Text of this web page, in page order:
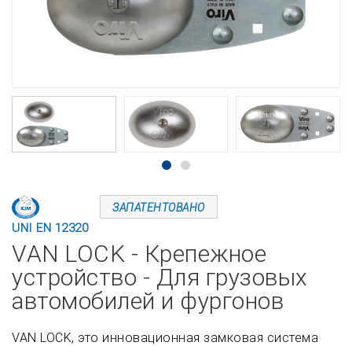
UNI EN 12320
ЗАПАТЕНТОВАНО
VAN LOCK - Крепежное
устройство - Для грузовых
автомобилей и фургонов
VAN LOCK, это инновационная замковая система